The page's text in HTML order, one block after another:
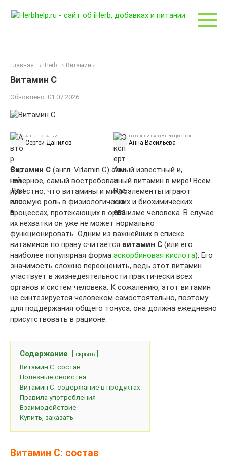
Главная → iHerb → Витамины
Витамин C
Обновлено: 01.07.2026
АВТОР СТАТЬИ
Сергей Данилов
ПРОВЕРИЛА НУТРИЦИОЛОГ
Анна Васильева
Витамин C (англ. Vitamin C) самый известный и,
наверное, самый востребованный витамин в мире! Всем
известно, что витамины и микроэлементы играют
весомую роль в физиологических и биохимических
процессах, протекающих в организме человека. В случае
их нехватки он уже не может нормально
функционировать. Одним из важнейших в списке
витаминов по праву считается витамин C (или его
наиболее популярная форма аскорбиновая кислота). Его
значимость сложно переоценить, ведь этот витамин
участвует в жизнедеятельности практически всех
органов и систем человека. К сожалению, этот витамин
не синтезируется человеком самостоятельно, поэтому
для поддержания общего тонуса, она должна ежедневно
присутствовать в рационе.
Содержание скрыть
Витамин C: состав
Полезные свойства
Витамин C: содержание в продуктах
Правила употребления
Взаимодействие
Купить, заказать
Витамин C: состав